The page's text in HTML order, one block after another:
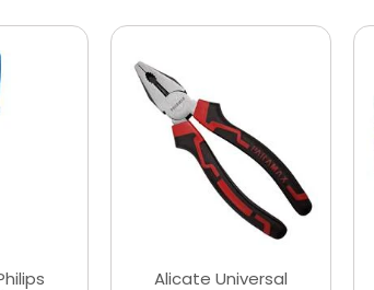
Alicate Universal